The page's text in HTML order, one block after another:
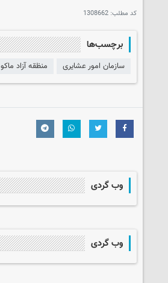
کد مطلب: 1308662
برچسب‌ها
سازمان امور عشایری منظقه آزاد ماکو
وب گردی
وب گردی